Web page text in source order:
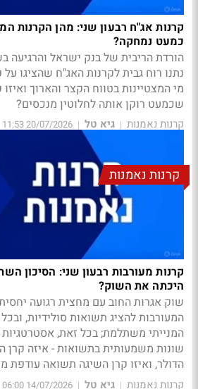
קרנות אג"ח רבעון שני: מהן הקרנות
כמעט נמחקה?
הורדת הריבית של בנק ישראל והרגיעה
נתנו רוח גבית לקרנות האג"ח שהציגו
מי המצטיינות בטווח הקצר והארוך
שכמעט רוקן אותה לחלוטין מנכסים?
קרנות נאמנות | גיא טל |
20/07/2026 11:53
קרנות נאמנות
קרנות מעורבות רבעון שני: הסיכון
היכתה את השוק?
שוק אגרות החוב עם מחצית רגועה
המעורבות להציג תשואות סולידיות,
המנייתי משתלמת; בכל זאת,
שונות משמעותית בתשואות - איזה קרן
הדולר, ואיזו קרן השיגה תשואה עודפת
קרנות נאמנות | גיא טל |
14/07/2026 06:00